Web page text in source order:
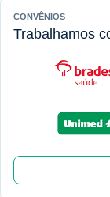
CONVÊNIOS
Trabalhamos